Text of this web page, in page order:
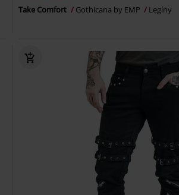
Take Comfort Gothicana by EMP Legíny